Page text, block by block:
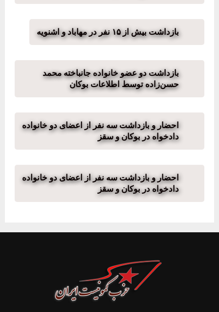
بازداشت بیش از ۱۵ نفر در مهاباد و اشنویه
بازداشت دو عضو خانواده جانباخته محمد
حسن‌زاده توسط اطلاعات بوکان
احضار و بازداشت سه نفر از اعضای دو خانواده
دادخواه در بوکان و سقز
احضار و بازداشت سه نفر از اعضای دو خانواده
دادخواه در بوکان و سقز